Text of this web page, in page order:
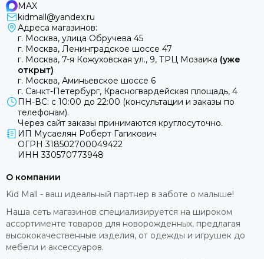
MAX
kidmall@yandex.ru
Адреса магазинов:
г. Москва, улица Обручева 45
г. Москва, Ленинградское шоссе 47
г. Москва, 7-я Кожуховская ул., 9, ТРЦ Мозаика (уже
открыт)
г. Москва, Аминьевское шоссе 6
г. Санкт-Петербург, Красногвардейская площадь, 4
ПН-ВС: с 10:00 до 22:00 (консультации и заказы по
телефонам).
Через сайт заказы принимаются круглосуточно.
ИП Мусаелян Роберт Гагикович
ОГРН 318502700049422
ИНН 330570773948
О компании
Kid Mall - ваш идеальный партнер в заботе о малыше!
Наша сеть магазинов специализируется на широком
ассортименте товаров для новорожденных, предлагая
высококачественные изделия, от одежды и игрушек до
мебели и аксессуаров.